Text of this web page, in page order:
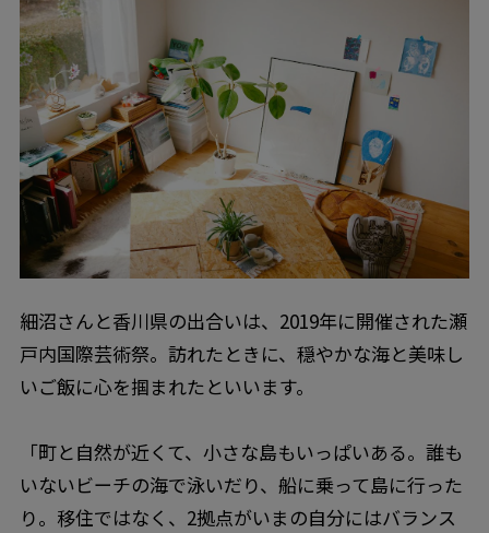
細沼さんと香川県の出合いは、2019年に開催された瀬
戸内国際芸術祭。訪れたときに、穏やかな海と美味し
いご飯に心を掴まれたといいます。
「町と自然が近くて、小さな島もいっぱいある。誰も
いないビーチの海で泳いだり、船に乗って島に行った
り。移住ではなく、2拠点がいまの自分にはバランス